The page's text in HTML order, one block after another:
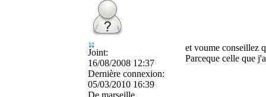
Joint:
16/08/2008 12:37
Dernière connexion:
05/03/2010 16:39
De marseille
et voume conseillez
Parceque celle que